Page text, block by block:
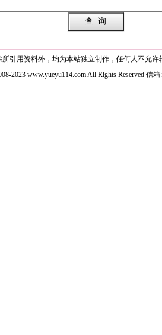
引用资料外，均为本站独立制作，任何人不允
2023 www.yueyu114.com All Rights Reserved 信箱